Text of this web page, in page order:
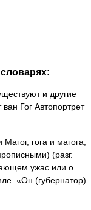
и другие
Гог Автопортрет
гога и магога,
(разг.
ужас или о
«Он (губернатор)